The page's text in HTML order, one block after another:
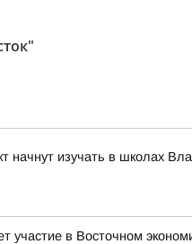
начнут изучать в школах
участие в Восточном